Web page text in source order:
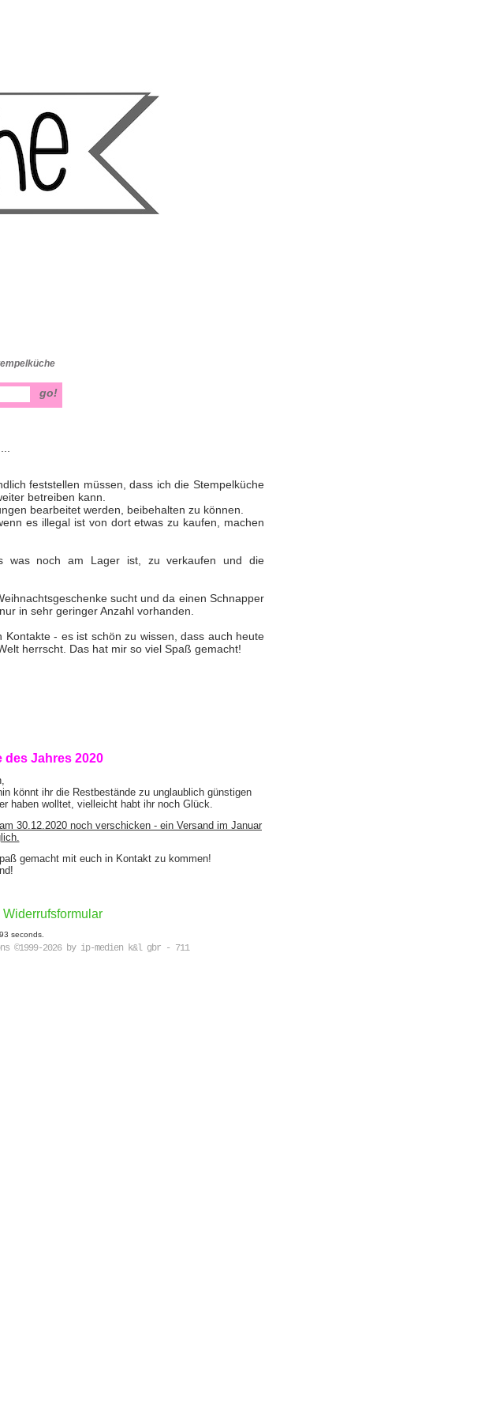
feststellen müssen, dass ich die Stempelküche
betreiben kann.
bearbeitet werden, beibehalten zu können.
es illegal ist von dort etwas zu kaufen, machen
was noch am Lager ist, zu verkaufen und die
sucht und da einen Schnapper
in sehr geringer Anzahl vorhanden.
- es ist schön zu wissen, dass auch heute
herrscht. Das hat mir so viel Spaß gemacht!
des Jahres 2020
könnt ihr die Restbestände zu unglaublich günstigen
haben wolltet, vielleicht habt ihr noch Glück.
30.12.2020 noch verschicken - ein Versand im Januar
gemacht mit euch in Kontakt zu kommen!
Widerrufsformular
seconds.
©1999-2026 by ip-medien k&l gbr - 711